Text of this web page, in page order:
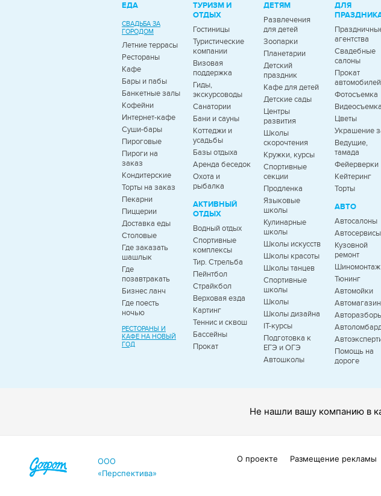
ЕДА
СВАДЬБА ЗА
ГОРОДОМ
Летние террасы
Рестораны
Кафе
Бары и пабы
Банкетные залы
Кофейни
Интернет-кафе
Суши-бары
Пироговые
Пироги на
заказ
Кондитерские
Торты на заказ
Пекарни
Пиццерии
Доставка еды
Столовые
Где заказать
шашлык
Где
позавтракать
Бизнес ланч
Где поесть
ночью
РЕСТОРАНЫ И
КАФЕ НА НОВЫЙ
ГОД
ТУРИЗМ И
ОТДЫХ
Гостиницы
Туристические
компании
Визовая
поддержка
Гиды,
экскурсоводы
Санатории
Бани и сауны
Коттеджи и
усадьбы
Базы отдыха
Аренда беседок
Охота и
рыбалка
АКТИВНЫЙ
ОТДЫХ
Водный отдых
Спортивные
комплексы
Тир. Стрельба
Пейнтбол
Страйкбол
Верховая езда
Картинг
Теннис и сквош
Бассейны
Прокат
ДЕТЯМ
Развлечения
для детей
Зоопарки
Планетарии
Детский
праздник
Кафе для детей
Детские сады
Центры
развития
Школы
скорочтения
Кружки, курсы
Спортивные
секции
Продленка
Языковые
школы
Кулинарные
школы
Школы искусств
Школы красоты
Школы танцев
Спортивные
школы
Школы
Школы дизайна
IT-курсы
Подготовка к
ЕГЭ и ОГЭ
Автошколы
ДЛЯ
агентства
Свадебные
салоны
Прокат
автомобилей
Фотосъемка
Видеосъемка
Цветы
Украшение
Ведущие,
тамада
Фейерверки
Кейтеринг
Торты
АВТО
Автосалоны
Автосервисы
Кузовной
ремонт
Шиномонтаж
Тюнинг
Автомойки
Помощь на
дороге
Не нашли вашу компанию в
ООО
«Перспектива»
О проекте Размещение рекламы